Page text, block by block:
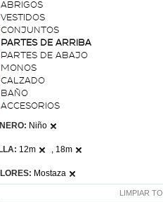
ABRIGOS
VESTIDOS
CONJUNTOS
PARTES DE ARRIBA
PARTES DE ABAJO
MONOS
CALZADO
BAÑO
ACCESORIOS
Niño
12m , 18m
Mostaza
LIMPIAR